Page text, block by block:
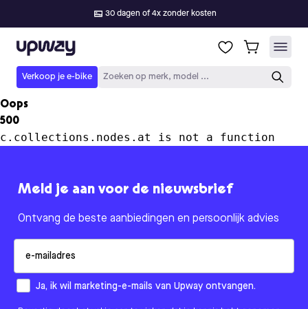
30 dagen of 4x zonder kosten
Upway
Verkoop je e-bike Zoeken op merk, model ...
Oops
500
c.collections.nodes.at is not a function
Meld je aan voor de nieuwsbrief
Ontvang de beste aanbiedingen en persoonlijk advies
How would you like to hear from us?
Ja, ik wil marketing-e-mails van Upway ontvangen.